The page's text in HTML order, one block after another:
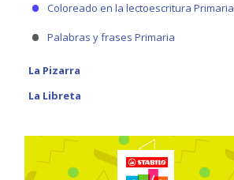
Coloreado en la lectoescritura Primaria
Palabras y frases Primaria
La Pizarra
La Libreta